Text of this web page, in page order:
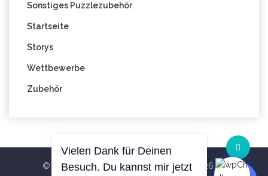
Sonstiges Puzzlezubehör
Startseite
Storys
Wettbewerbe
Zubehör
© All Right Reserved Blog PuzzleWelt 2026
Vielen Dank für Deinen